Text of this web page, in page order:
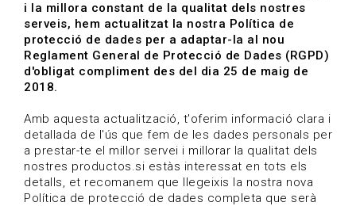
HOME / BLOG
Estigues al dia
Convocatòries, activitats i notícies del sector de la
cultura.
i la millora constant de la qualitat dels nostres
serveis, hem actualitzat la nostra Política de
protecció de dades per a adaptar-la al nou
Reglament General de Protecció de Dades (RGPD)
d'obligat compliment des del dia 25 de maig de
2018.
Amb aquesta actualització, t'oferim informació clara i
detallada de l'ús que fem de les dades personals per
a prestar-te el millor servei i millorar la qualitat dels
nostres productos.si estàs interessat en tots els
detalls, et recomanem que llegeixis la nostra nova
Política de protecció de dades completa que serà